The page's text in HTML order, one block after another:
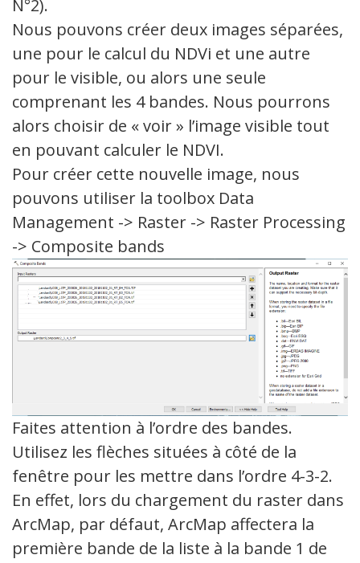
N°2).
Nous pouvons créer deux images séparées,
une pour le calcul du NDVi et une autre
pour le visible, ou alors une seule
comprenant les 4 bandes. Nous pourrons
alors choisir de « voir » l’image visible tout
en pouvant calculer le NDVI.
Pour créer cette nouvelle image, nous
pouvons utiliser la toolbox Data
Management -> Raster -> Raster Processing
-> Composite bands
Faites attention à l’ordre des bandes.
Utilisez les flèches situées à côté de la
fenêtre pour les mettre dans l’ordre 4-3-2.
En effet, lors du chargement du raster dans
ArcMap, par défaut, ArcMap affectera la
première bande de la liste à la bande 1 de